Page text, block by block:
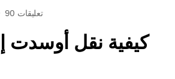
90 تعليقات
كيفية نقل أوسدت